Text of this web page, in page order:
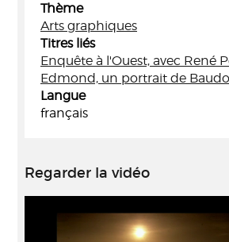
Thème
Arts graphiques
Titres liés
Enquête à l'Ouest, avec René
Edmond, un portrait de
Langue
français
Regarder la vidéo